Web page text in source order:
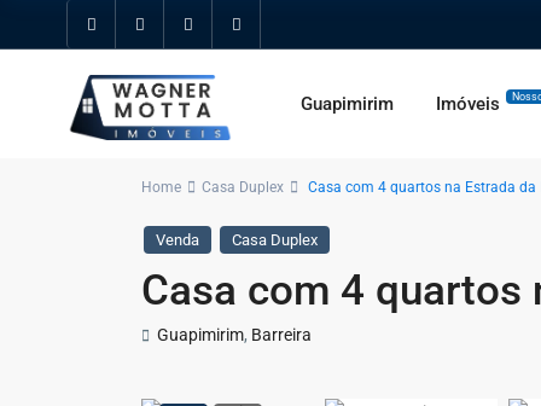
Guapimirim Imóveis
Home Casa Duplex Casa com 4 quartos na Estrada da
Venda Casa Duplex
Casa com 4 quartos
Guapimirim, Barreira